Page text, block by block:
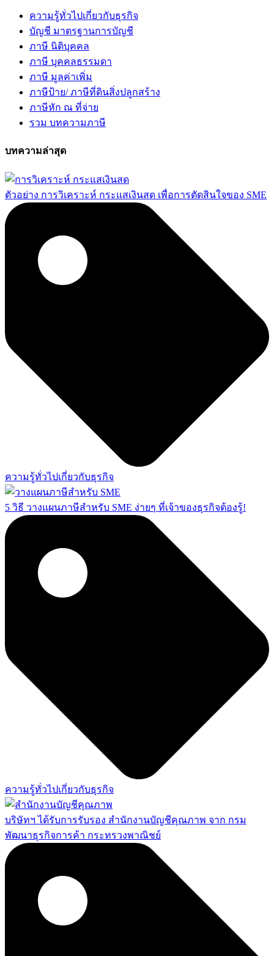
ความรู้ทั่วไปเกี่ยวกับธุรกิจ
บัญชี มาตรฐานการบัญชี
ภาษี นิติบุคคล
ภาษี บุคคลธรรมดา
ภาษี มูลค่าเพิ่ม
ภาษีป้าย/ ภาษีที่ดินสิ่งปลูกสร้าง
ภาษีหัก ณ ที่จ่าย
รวม บทความภาษี
บทความล่าสุด
ตัวอย่าง การวิเคราะห์ กระแสเงินสด เพื่อการตัดสินใจของ SME
ความรู้ทั่วไปเกี่ยวกับธุรกิจ
5 วิธี วางแผนภาษีสำหรับ SME ง่ายๆ ที่เจ้าของธุรกิจต้องรู้!
ความรู้ทั่วไปเกี่ยวกับธุรกิจ
บริษัทฯ ได้รับการรับรอง สำนักงานบัญชีคุณภาพ จาก กรม
พัฒนาธุรกิจการค้า กระทรวงพาณิชย์